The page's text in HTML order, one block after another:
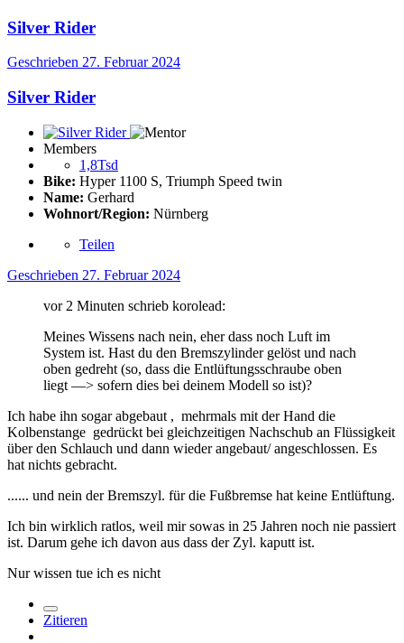
Silver Rider
Geschrieben 27. Februar 2024
Silver Rider
Members
1,8Tsd
Bike: Hyper 1100 S, Triumph Speed twin
Name: Gerhard
Wohnort/Region: Nürnberg
Teilen
Geschrieben 27. Februar 2024
vor 2 Minuten schrieb korolead:
Meines Wissens nach nein, eher dass noch Luft im
System ist. Hast du den Bremszylinder gelöst und nach
oben gedreht (so, dass die Entlüftungsschraube oben
liegt —> sofern dies bei deinem Modell so ist)?
Ich habe ihn sogar abgebaut , mehrmals mit der Hand die
Kolbenstange gedrückt bei gleichzeitigen Nachschub an Flüssigkeit
über den Schlauch und dann wieder angebaut/ angeschlossen. Es
hat nichts gebracht.
...... und nein der Bremszyl. für die Fußbremse hat keine Entlüftung.
Ich bin wirklich ratlos, weil mir sowas in 25 Jahren noch nie passiert
ist. Darum gehe ich davon aus dass der Zyl. kaputt ist.
Nur wissen tue ich es nicht
Zitieren